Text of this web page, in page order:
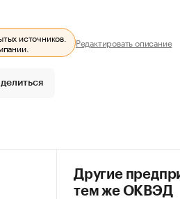
источников. Редактировать описание
Другие
тем же ОКВЭД